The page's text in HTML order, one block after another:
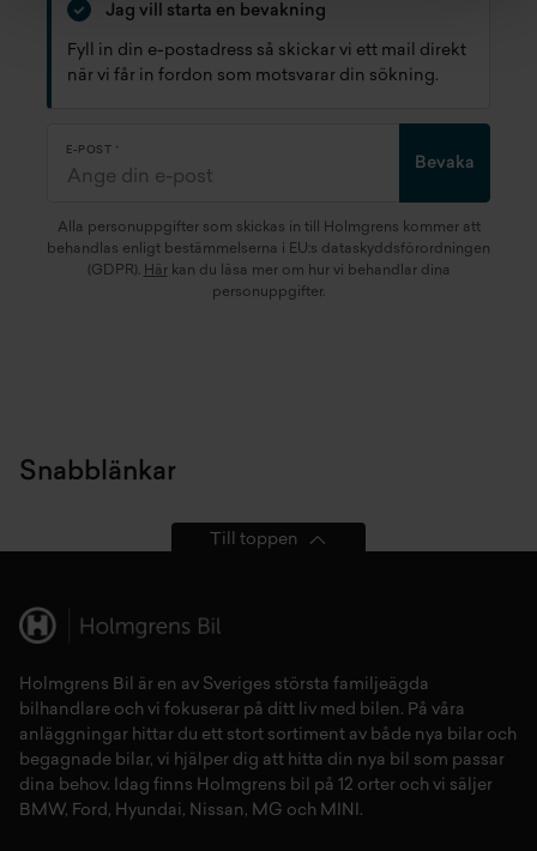
Jag vill starta en bevakning
Fyll in din e-postadress så skickar vi ett mail direkt
när vi får in fordon som motsvarar din sökning.
E-POST
Bevaka
Alla personuppgifter som skickas in till Holmgrens kommer att
behandlas enligt bestämmelserna i EU:s dataskyddsförordningen
(GDPR). Härkan du läsa mer om hur vi behandlar dina
personuppgifter.
Snabblänkar
Till toppen
Holmgrens Bil är en av Sveriges största familjeägda
bilhandlare och vi fokuserar på ditt liv med bilen. På våra
anläggningar hittar du ett stort sortiment av både nya bilar och
begagnade bilar, vi hjälper dig att hitta din nya bil som passar
dina behov. Idag finns Holmgrens bil på 12 orter och vi säljer
BMW, Ford, Hyundai, Nissan , MG och MINI.